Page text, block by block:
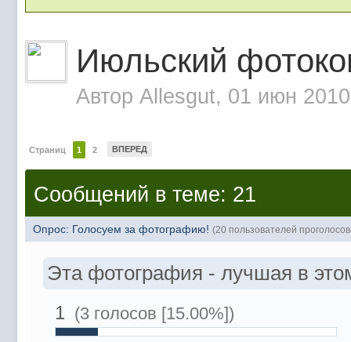
Июльский
Автор Allesgut, 01 июн
Страниц 1 2 ВПЕРЕД
Сообщений в теме: 21
Опрос: Голосуем за фотографию! (20 пользователей
Эта фотография - лучшая в
1 (3 голосов [15.00%])